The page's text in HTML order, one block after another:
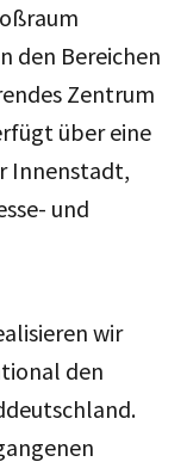
den Bereichen
Zentrum
über eine
Innenstadt,
und
wir
den